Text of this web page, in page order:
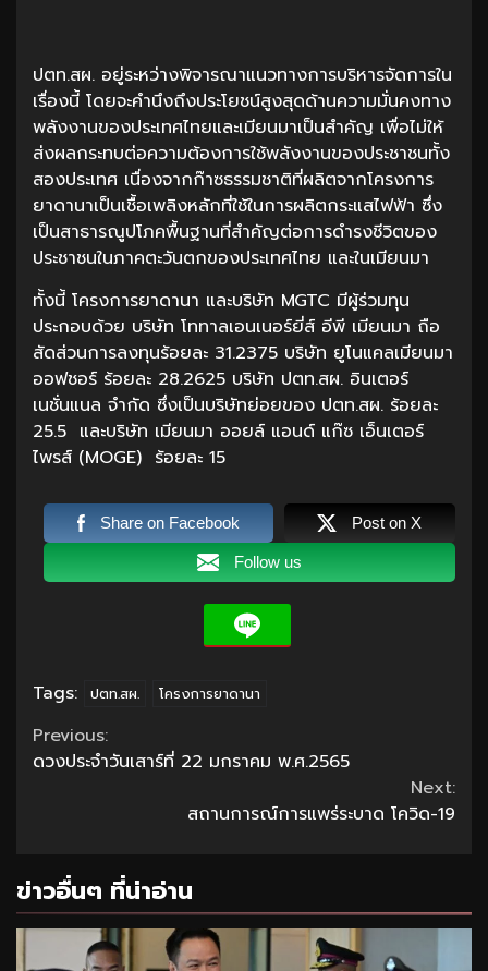
ปตท.สผ. อยู่ระหว่างพิจารณาแนวทางการบริหารจัดการใน
เรื่องนี้ โดยจะคำนึงถึงประโยชน์สูงสุดด้านความมั่นคงทาง
พลังงานของประเทศไทยและเมียนมาเป็นสำคัญ เพื่อไม่ให้
ส่งผลกระทบต่อความต้องการใช้พลังงานของประชาชนทั้ง
สองประเทศ เนื่องจากก๊าซธรรมชาติที่ผลิตจากโครงการ
ยาดานาเป็นเชื้อเพลิงหลักที่ใช้ในการผลิตกระแสไฟฟ้า ซึ่ง
เป็นสาธารณูปโภคพื้นฐานที่สำคัญต่อการดำรงชีวิตของ
ประชาชนในภาคตะวันตกของประเทศไทย และในเมียนมา
ทั้งนี้ โครงการยาดานา และบริษัท MGTC มีผู้ร่วมทุน
ประกอบด้วย บริษัท โททาลเอนเนอร์ยี่ส์ อีพี เมียนมา ถือ
สัดส่วนการลงทุนร้อยละ 31.2375 บริษัท ยูโนแคลเมียนมา
ออฟชอร์ ร้อยละ 28.2625 บริษัท ปตท.สผ. อินเตอร์
เนชั่นแนล จำกัด ซึ่งเป็นบริษัทย่อยของ ปตท.สผ. ร้อยละ
25.5 และบริษัท เมียนมา ออยล์ แอนด์ แก๊ซ เอ็นเตอร์
ไพรส์ (MOGE) ร้อยละ 15
Share on Facebook Post on X
Follow us
Tags: ปตท.สผ. โครงการยาดานา
Continue
Reading
Previous:
ดวงประจำวันเสาร์ที่ 22 มกราคม พ.ศ.2565
Next:
สถานการณ์การแพร่ระบาด โควิด-19
ข่าวอื่นๆ ที่น่าอ่าน